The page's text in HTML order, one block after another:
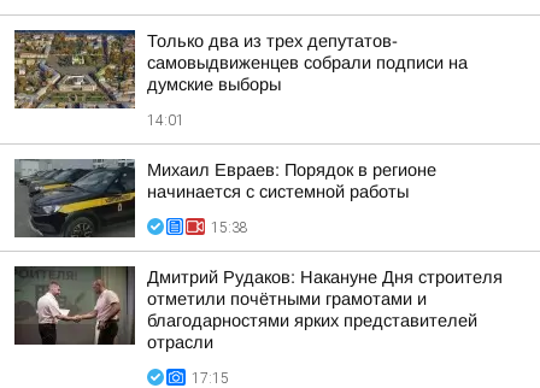
Только два из трех депутатов-
самовыдвиженцев собрали подписи на
думские выборы
14:01
Михаил Евраев: Порядок в регионе
начинается с системной работы
15:38
Дмитрий Рудаков: Накануне Дня строителя
отметили почётными грамотами и
благодарностями ярких представителей
отрасли
17:15